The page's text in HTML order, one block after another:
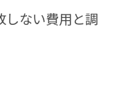
しない費用と調